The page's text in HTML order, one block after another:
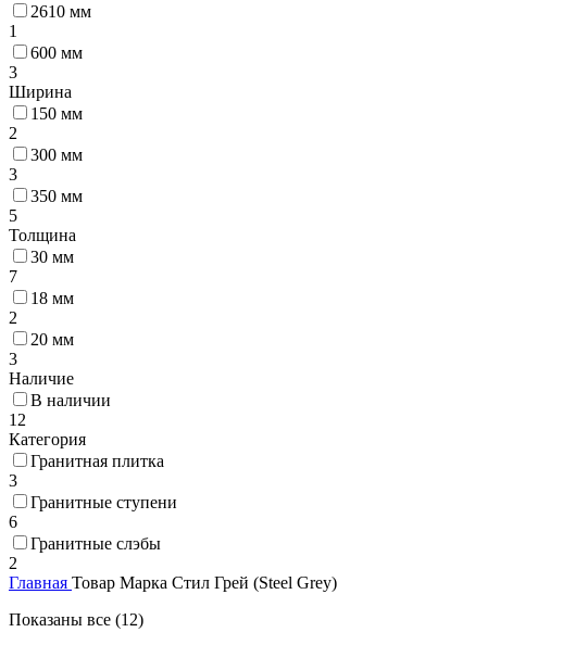
2610 мм
1
600 мм
3
Ширина
150 мм
2
300 мм
3
350 мм
5
Толщина
30 мм
7
18 мм
2
20 мм
3
Наличие
В наличии
12
Категория
Гранитная плитка
3
Гранитные ступени
6
Гранитные слэбы
2
Главная Товар Марка Стил Грей (Steel Grey)
Показаны все (12)